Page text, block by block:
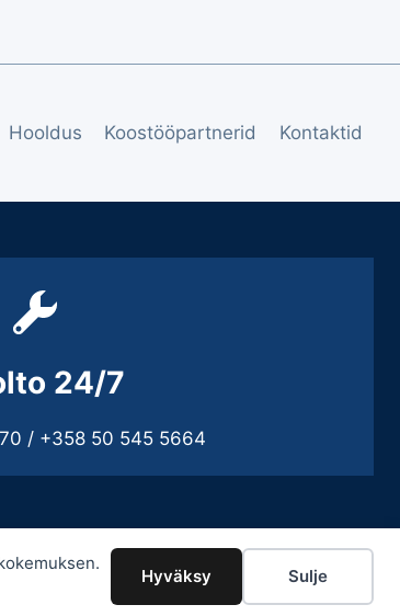
Hyväksy Sulje
Hooldus Koostööpartnerid Kontaktid
24/7
/ +358 50 545 5664